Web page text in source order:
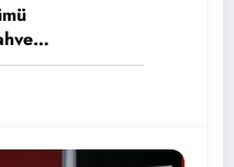
Bir Etkinlik